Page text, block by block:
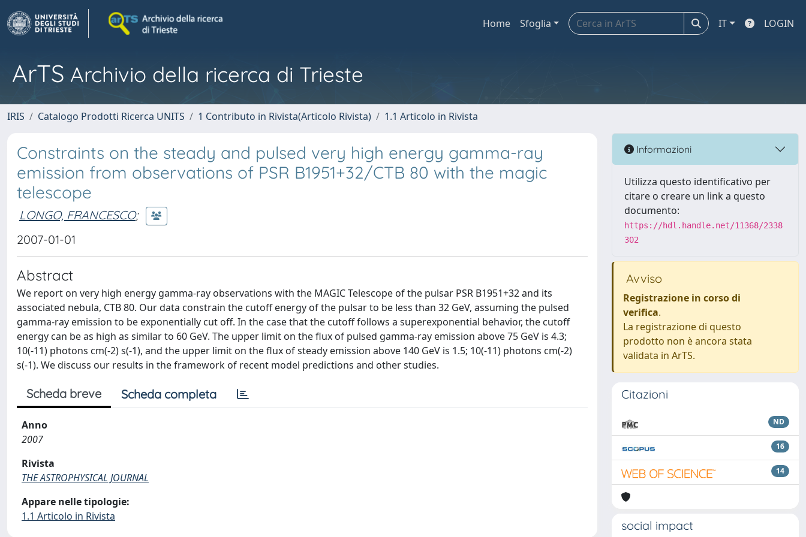
Home Sfoglia IT LOGIN
ArTS Archivio della ricerca di Trieste
IRIS Catalogo Prodotti Ricerca UNITS 1 Contributo in Rivista(Articolo Rivista) 1.1 Articolo in Rivista
Constraints on the steady and pulsed very high energy gamma-ray
emission from observations of PSR B1951+32/CTB 80 with the magic
telescope
LONGO, FRANCESCO;
2007-01-01
Abstract
We report on very high energy gamma-ray observations with the MAGIC Telescope of the pulsar PSR B1951+32 and its
associated nebula, CTB 80. Our data constrain the cutoff energy of the pulsar to be less than 32 GeV, assuming the pulsed
gamma-ray emission to be exponentially cut off. In the case that the cutoff follows a superexponential behavior, the cutoff
energy can be as high as similar to 60 GeV. The upper limit on the flux of pulsed gamma-ray emission above 75 GeV is 4.3;
10(-11) photons cm(-2) s(-1), and the upper limit on the flux of steady emission above 140 GeV is 1.5; 10(-11) photons cm(-2)
s(-1). We discuss our results in the framework of recent model predictions and other studies.
Scheda breve Scheda completa
Anno
2007
Rivista
THE ASTROPHYSICAL JOURNAL
Appare nelle tipologie:
1.1 Articolo in Rivista
Informazioni
Utilizza questo identificativo per
citare o creare un link a questo
documento:
https://hdl.handle.net/11368/2338
302
Avviso
Registrazione in corso di
verifica.
La registrazione di questo
prodotto non è ancora stata
validata in ArTS.
Citazioni
ND
16
14
social impact